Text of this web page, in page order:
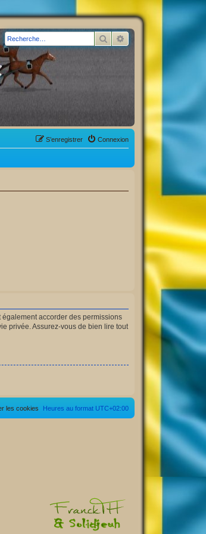
Rechercher
Connexion
S’enregistrer
également accorder des permissions
privée. Assurez-vous de bien lire tout
Heures au format UTC+02:00
les cookies